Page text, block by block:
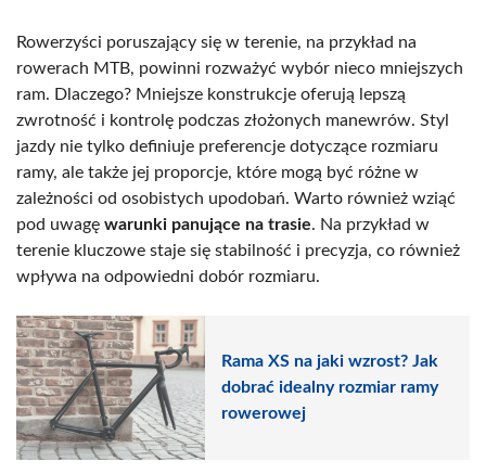
Rowerzyści poruszający się w terenie, na przykład na
rowerach MTB, powinni rozważyć wybór nieco mniejszych
ram. Dlaczego? Mniejsze konstrukcje oferują lepszą
zwrotność i kontrolę podczas złożonych manewrów. Styl
jazdy nie tylko definiuje preferencje dotyczące rozmiaru
ramy, ale także jej proporcje, które mogą być różne w
zależności od osobistych upodobań. Warto również wziąć
pod uwagę warunki panujące na trasie. Na przykład w
terenie kluczowe staje się stabilność i precyzja, co również
wpływa na odpowiedni dobór rozmiaru.
Rama XS na jaki wzrost? Jak
dobrać idealny rozmiar ramy
rowerowej